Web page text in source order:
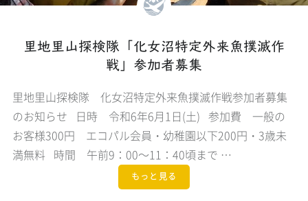
里地里山探検隊「化女沼特定外来魚撲滅作
戦」参加者募集
里地里山探検隊 化女沼特定外来魚撲滅作戦参加者募集
のお知らせ 日時 令和6年6月1日(土) 参加費 一般の
お客様300円 エコパル会員・幼稚園以下200円・3歳未
満無料 時間 午前9：00～11：40頃まで …
もっと見る